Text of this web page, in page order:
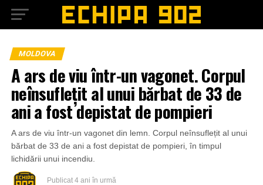
MOLDOVA
A ars de viu într-un vagonet. Corpul
neînsuflețit al unui bărbat de 33 de
ani a fost depistat de pompieri
A ars de viu într-un vagonet din lemn. Corpul neînsuflețit al unui
bărbat de 33 de ani a fost depistat de pompieri, în timpul
lichidării unui incendiu.
Publicat 4 ani în urmă